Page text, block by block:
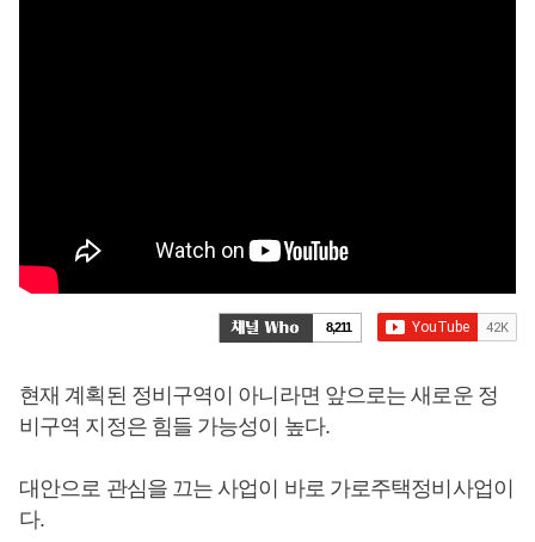
8,211
현재 계획된 정비구역이 아니라면 앞으로는 새로운 정
비구역 지정은 힘들 가능성이 높다.
대안으로 관심을 끄는 사업이 바로 가로주택정비사업이
다.